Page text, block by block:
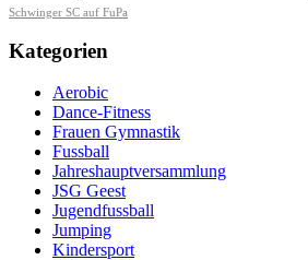
Schwinger SC auf FuPa
Kategorien
Aerobic
Dance-Fitness
Frauen Gymnastik
Fussball
Jahreshauptversammlung
JSG Geest
Jugendfussball
Jumping
Kindersport